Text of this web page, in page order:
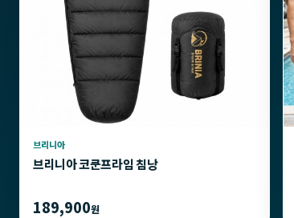
브리니아
브리니아 코쿤프라임 침낭
189,900원